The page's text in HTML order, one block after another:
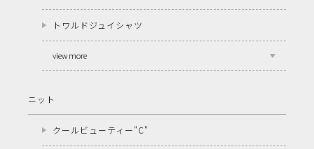
トワルドジュイシャツ
view more
ニット
クールビューティー"C"